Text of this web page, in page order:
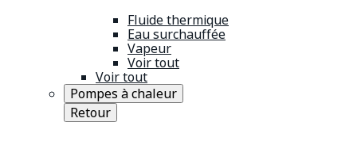
Fluide thermique
Eau surchauffée
Vapeur
Voir tout
Voir tout
Pompes à chaleur
Retour